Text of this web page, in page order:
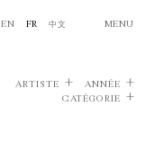
EN FR 中文 MENU
ARTISTE
ANNÉE
CATÉGORIE